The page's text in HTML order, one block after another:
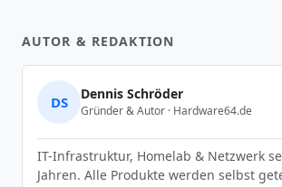
AUTOR & REDAKTION
DS Dennis Schröder
Gründer & Autor · Hardware64.de
IT-Infrastruktur, Homelab & Netzwerk
Jahren. Alle Produkte werden selbst